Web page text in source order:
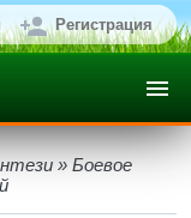
Регистрация
» Боевое